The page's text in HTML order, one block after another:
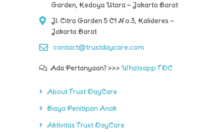
Garden, Kedoya Utara ~ Jakarta Barat
Jl. Citra Garden 5 C1 No.3, Kalideres ~
Jakarta Barat
contact@trustdaycare.com
Ada Pertanyaan? >>> Whatsapp TDC
About Trust DayCare
Biaya Penitipan Anak
Aktivitas Trust DayCare